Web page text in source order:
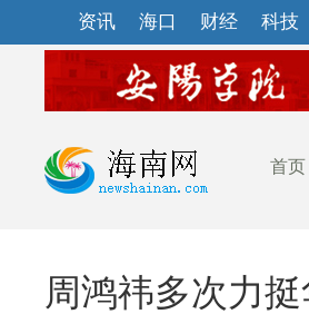
资讯 海口 财经 科技
首页
周鸿祎多次力